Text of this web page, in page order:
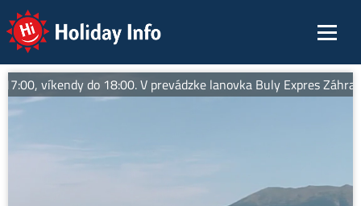
Holiday Info
víkendy do 18:00. V prevádzke lanovka Buly Expres